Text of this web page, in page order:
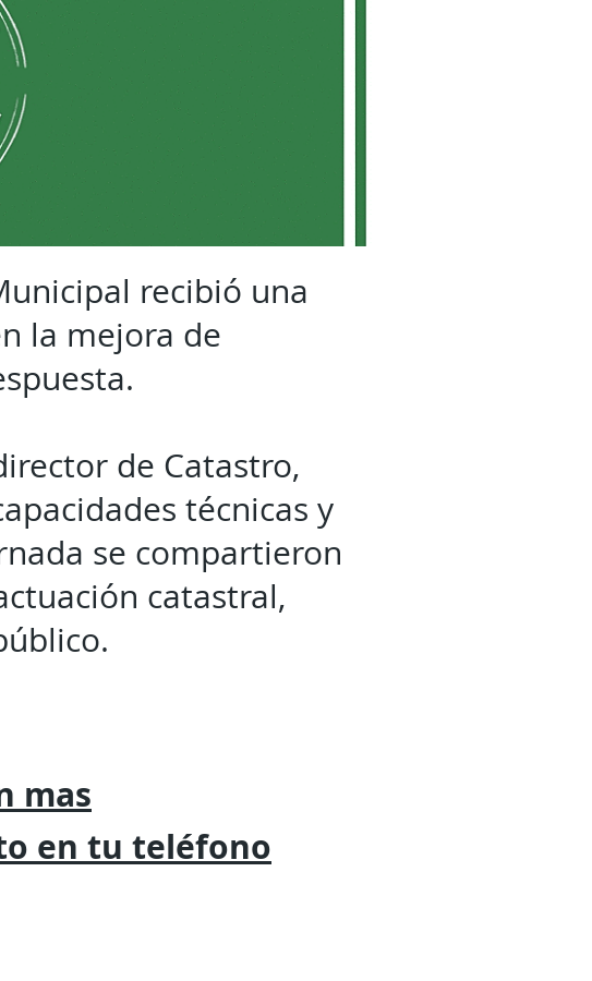
recibió una
la mejora de
de Catastro,
técnicas y
se compartieron
catastral,
mas
en tu teléfono